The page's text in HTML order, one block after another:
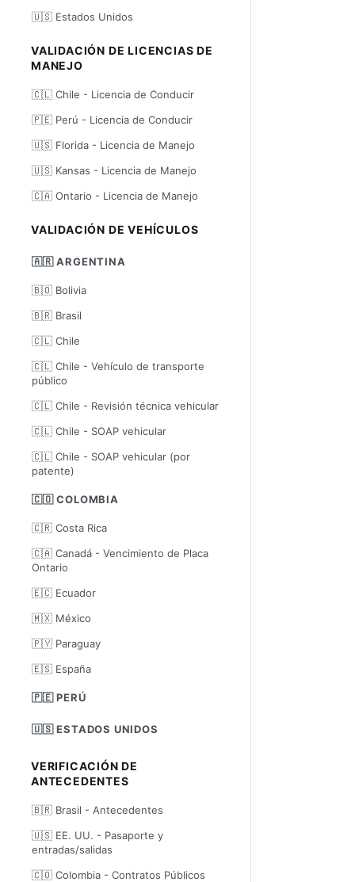
🇺🇸 Estados Unidos
VALIDACIÓN DE LICENCIAS DE
MANEJO
🇨🇱 Chile - Licencia de Conducir
🇵🇪 Perú - Licencia de Conducir
🇺🇸 Florida - Licencia de Manejo
🇺🇸 Kansas - Licencia de Manejo
🇨🇦 Ontario - Licencia de Manejo
VALIDACIÓN DE VEHÍCULOS
🇦🇷 ARGENTINA
🇧🇴 Bolivia
🇧🇷 Brasil
🇨🇱 Chile
🇨🇱 Chile - Vehículo de transporte
público
🇨🇱 Chile - Revisión técnica vehicular
🇨🇱 Chile - SOAP vehicular
🇨🇱 Chile - SOAP vehicular (por
patente)
🇨🇴 COLOMBIA
🇨🇷 Costa Rica
🇨🇦 Canadá - Vencimiento de Placa
Ontario
🇪🇨 Ecuador
🇲🇽 México
🇵🇾 Paraguay
🇪🇸 España
🇵🇪 PERÚ
🇺🇸 ESTADOS UNIDOS
VERIFICACIÓN DE
ANTECEDENTES
🇧🇷 Brasil - Antecedentes
🇺🇸 EE. UU. - Pasaporte y
entradas/salidas
🇨🇴 Colombia - Contratos Públicos